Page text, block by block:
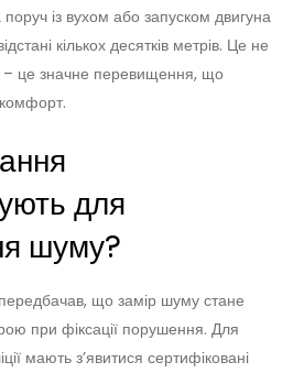
із вухом або запуском двигуна
кількох десятків метрів. Це не
– це значне перевищення, що
для
шуму?
що замір шуму стане
при фіксації порушення. Для
мають з’явитися сертифіковані